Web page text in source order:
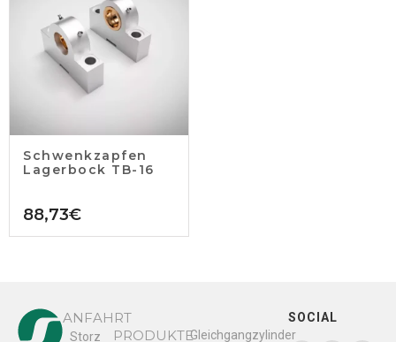
Schwenkzapfen
Lagerbock TB-16
88,73€
ANFAHRT
Storz PRODUKTEGleichgangzylinder
SOCIAL